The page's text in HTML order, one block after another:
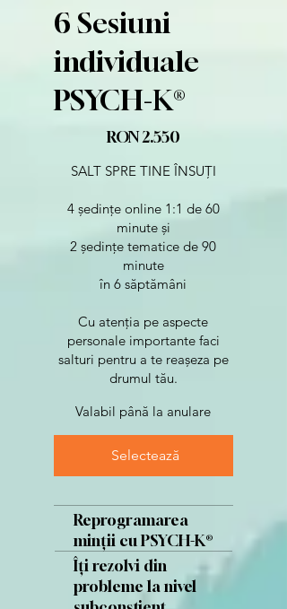
6 Sesiuni
individuale
PSYCH-K®️
RON2.550
SALT SPRE TINE ÎNSUȚI
4 ședințe online 1:1 de 60
minute și
2 ședințe tematice de 90
minute
în 6 săptămâni
Cu atenția pe aspecte
personale importante faci
salturi pentru a te reașeza pe
drumul tău.
Valabil până la anulare
Selectează
Reprogramarea
minții cu PSYCH-K®
Îți rezolvi din
probleme la nivel